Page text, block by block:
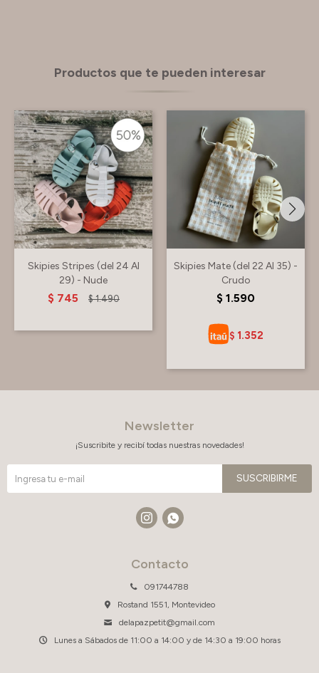
Productos que te pueden interesar
Skipies Stripes (del 24 Al
29) - Nude
$ 745 $ 1.490
Skipies Mate (del 22 Al 35) -
Crudo
$ 1.590
$ 1.352
Contacto
091744788
Rostand 1551, Montevideo
delapazpetit@gmail.com
Lunes a Sábados de 11:00 a 14:00 y de 14:30 a 19:00 horas
Newsletter
¡Suscribite y recibí todas nuestras novedades!
SUSCRIBIRME
 